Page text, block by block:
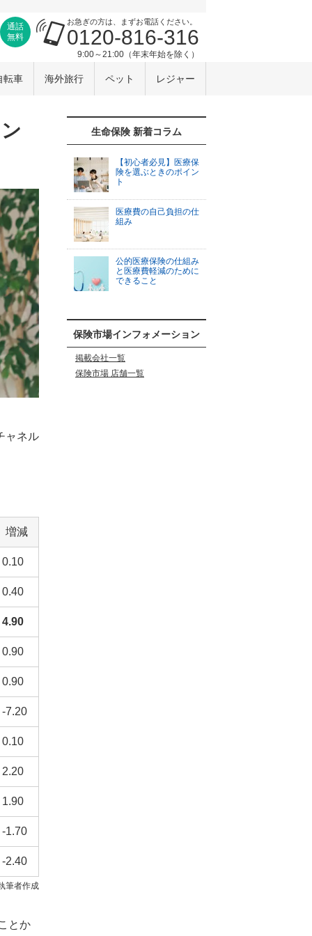
通話
無料
お急ぎの方は、まずお電話ください。
0120-816-316
9:00～21:00（年末年始を除く）
転車 海外旅行 ペット レジャー
ャネル
増減
0.10
0.40
4.90
0.90
0.90
-7.20
0.10
2.20
1.90
-1.70
-2.40
筆者作成
とか
生命保険 新着コラム
【初心者必見】医療保
険を選ぶときのポイン
ト
医療費の自己負担の仕
組み
公的医療保険の仕組み
と医療費軽減のために
できること
保険市場インフォメーション
掲載会社一覧
保険市場 店舗一覧